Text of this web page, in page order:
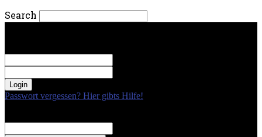
Search
Passwort vergessen? Hier gibts Hilfe!